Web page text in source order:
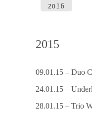
2016
2015
09.01.15 – Duo
24.01.15 –
28.01.15 – Trio